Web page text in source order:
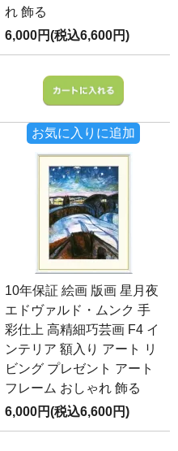
れ 飾る
6,000円(税込6,600円)
お気に入りに追加
10年保証 絵画 版画 星月夜
エドヴァルド・ムンク 手
彩仕上 高精細巧芸画 F4 イ
ンテリア 額入り アート リ
ビング プレゼント アート
フレーム おしゃれ 飾る
6,000円(税込6,600円)